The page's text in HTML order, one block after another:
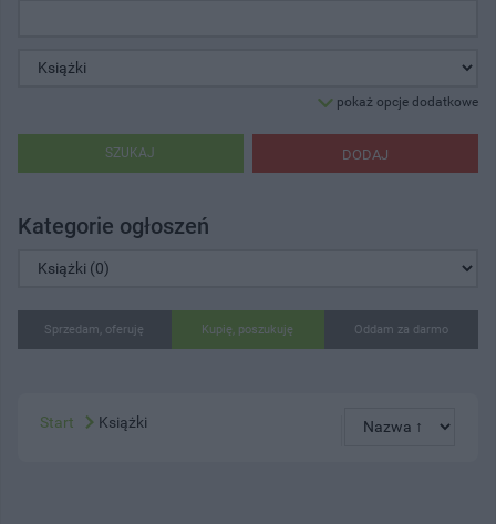
pokaż opcje dodatkowe
DODAJ
SZUKAJ
Kategorie ogłoszeń
Sprzedam, oferuję Kupię, poszukuję Oddam za darmo
Start Książki